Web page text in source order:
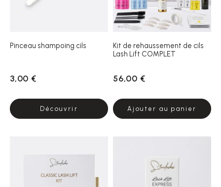
Pinceau shampoing cils
3,00 €
Découvrir
Kit de rehaussement de cils
Lash Lift COMPLET
56,00 €
Ajouter au panier